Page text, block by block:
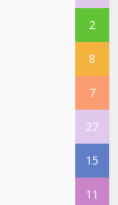
2
8
7
27
15
11